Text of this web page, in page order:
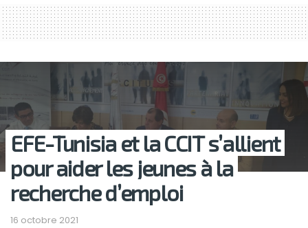
EFE-Tunisia et la CCIT s’allient
pour aider les jeunes à la
recherche d’emploi
16 octobre 2021